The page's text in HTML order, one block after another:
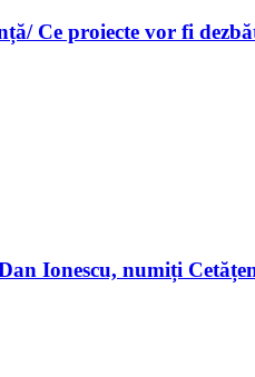
Ce proiecte vor fi
Ionescu, numiți